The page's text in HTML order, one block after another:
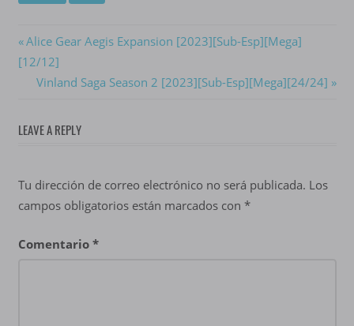
Navegación
de
Previous
Post:
Alice Gear Aegis Expansion [2023][Sub-Esp][Mega]
[12/12]
Next
Vinland Saga Season 2 [2023][Sub-Esp][Mega][24/24]
LEAVE A REPLY
Tu dirección de correo electrónico no será publicada. Los
campos obligatorios están marcados con *
Comentario *